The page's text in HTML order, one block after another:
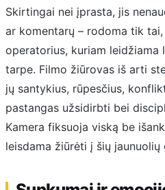
Skirtingai nei įprasta, jis
ar komentarų – rodoma tik
operatorius, kuriam leidžiama
tarpe. Filmo žiūrovas iš arti
jų santykius, rūpesčius,
pastangas užsidirbti bei
Kamera fiksuoja viską be
leisdama žiūrėti į šių jaunuolių